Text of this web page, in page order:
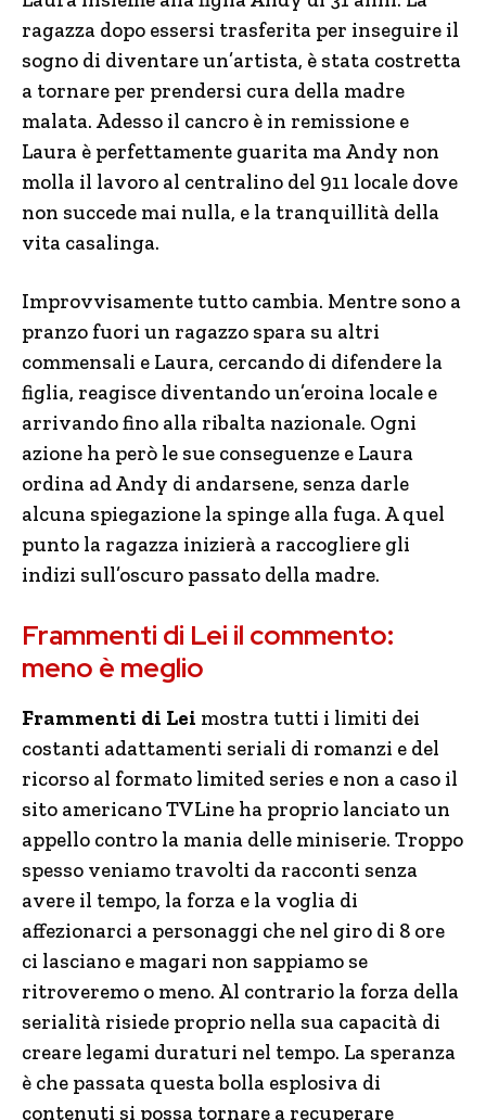
ragazza dopo essersi trasferita per inseguire il
sogno di diventare un’artista, è stata costretta
a tornare per prendersi cura della madre
malata. Adesso il cancro è in remissione e
Laura è perfettamente guarita ma Andy non
molla il lavoro al centralino del 911 locale dove
non succede mai nulla, e la tranquillità della
vita casalinga.
Improvvisamente tutto cambia. Mentre sono a
pranzo fuori un ragazzo spara su altri
commensali e Laura, cercando di difendere la
figlia, reagisce diventando un’eroina locale e
arrivando fino alla ribalta nazionale. Ogni
azione ha però le sue conseguenze e Laura
ordina ad Andy di andarsene, senza darle
alcuna spiegazione la spinge alla fuga. A quel
punto la ragazza inizierà a raccogliere gli
indizi sull’oscuro passato della madre.
Frammenti di Lei il commento:
meno è meglio
Frammenti di Lei mostra tutti i limiti dei
costanti adattamenti seriali di romanzi e del
ricorso al formato limited series e non a caso il
sito americano TVLine ha proprio lanciato un
appello contro la mania delle miniserie. Troppo
spesso veniamo travolti da racconti senza
avere il tempo, la forza e la voglia di
affezionarci a personaggi che nel giro di 8 ore
ci lasciano e magari non sappiamo se
ritroveremo o meno. Al contrario la forza della
serialità risiede proprio nella sua capacità di
creare legami duraturi nel tempo. La speranza
è che passata questa bolla esplosiva di
contenuti si possa tornare a recuperare